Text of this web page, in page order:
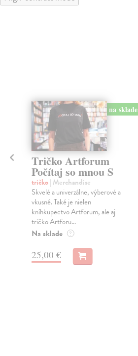
na sklade
Tričko Artforum
Počítaj so mnou S
tričko| Merchandise
Skvelé a univerzálne, výberové a
vkusné. Také je nielen
kníhkupectvo Artforum, ale aj
tričko Artforu...
Na sklade ?
25,00 €